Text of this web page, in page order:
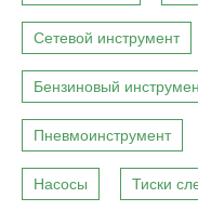
Сетевой инструмент
Бензиновый
Пневмоинструмент
Насосы Тиски